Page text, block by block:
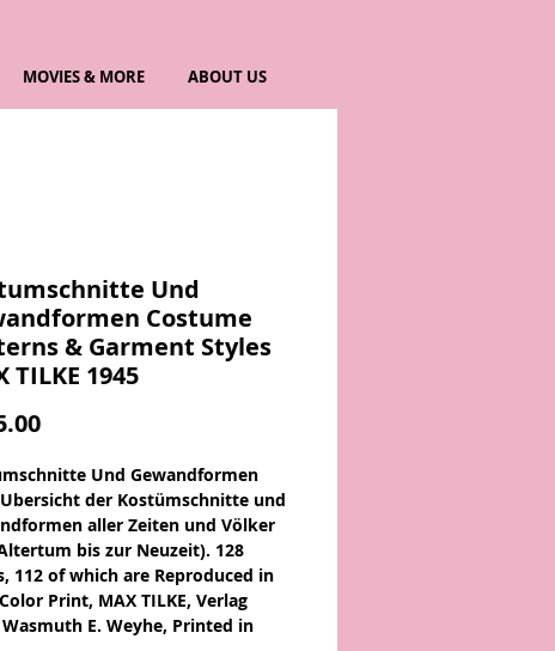
MOVIES & MORE ABOUT US
Und
Costume
& Garment Styles
TILKE 1945
Price
Und Gewandformen
der Kostümschnitte und
aller Zeiten und Völker
bis zur Neuzeit). 128
112 of which are Reproduced in
Print, MAX TILKE, Verlag
E. Weyhe, Printed in